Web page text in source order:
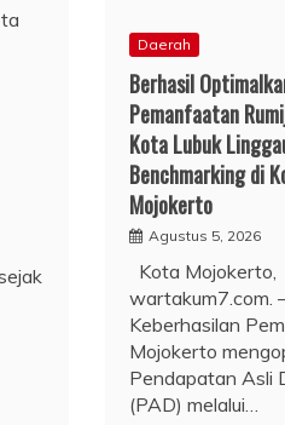
Daerah
Berhasil
Pemanfaatan
Kota Lubuk
Benchmarking di
Mojokerto
Agustus 5, 2026
Kota Mojokerto,
wartakum7.com.
Keberhasilan
Mojokerto
Pendapatan Asli
(PAD) melalui…